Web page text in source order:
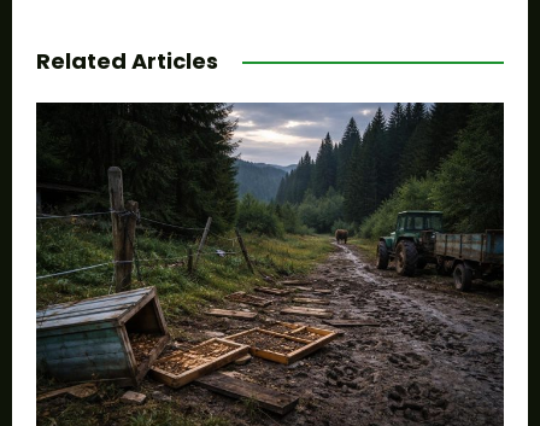
Related Articles